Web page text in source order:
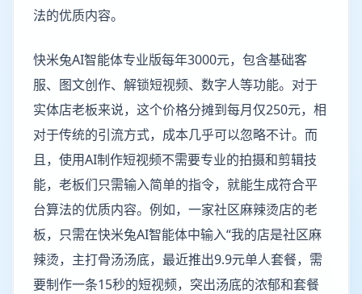
法的优质内容。
快米兔AI智能体专业版每年3000元，包含基础客
服、图文创作、解锁短视频、数字人等功能。对于
实体店老板来说，这个价格分摊到每月仅250元，相
对于传统的引流方式，成本几乎可以忽略不计。而
且，使用AI制作短视频不需要专业的拍摄和剪辑技
能，老板们只需输入简单的指令，就能生成符合平
台算法的优质内容。例如，一家社区麻辣烫店的老
板，只需在快米兔AI智能体中输入“我的店是社区麻
辣烫，主打骨汤汤底，最近推出9.9元单人套餐，需
要制作一条15秒的短视频，突出汤底的浓郁和套餐